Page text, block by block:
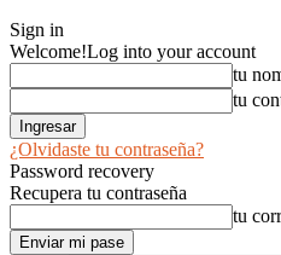
Sign in
Welcome!Log into your account
tu
tu
¿Olvidaste tu contraseña?
Password recovery
Recupera tu contraseña
tu